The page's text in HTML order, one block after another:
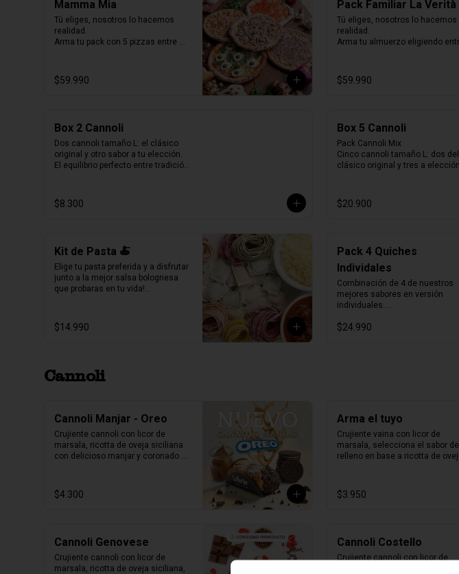
Mamma Mia
Tú eliges, nosotros lo hacemos
realidad.
Arma tu pack con 5 pizzas entre
compartir.
Selladas al vacío, listas para horno
$59.990
Pack Familiar La Verità
Tú eliges, nosotros lo hacemos
realidad.
Arma tu almuerzo eligiendo
mas vendidas y un tiramisú
familiar para cerrar.
$59.990
Box 2 Cannoli
Dos cannoli tamaño L: el clásico
original y otro sabor a tu elección.
El equilibrio perfecto entre tradición
$8.300
Box 5 Cannoli
Pack Cannoli Mix
Cinco cannoli tamaño L: dos del
clásico original y tres a
combinando lo tradicional con
nuevos sabores.
$20.900
Kit de Pasta 🍝
Elige tu pasta preferida y a disfrutar
junto a la mejor salsa bolognesa
que probaras en tu vida!
400grs de bolognesa con
abundante carne mechada de
$14.990
Pack 4 Quiches
Individales
Combinación de 4 de nuestros
mejores sabores en versión
individuales.
Producto Congelado ❄️
$24.990
Cannoli
Cannoli Manjar - Oreo
Crujiente cannoli con licor de
marsala, ricotta de oveja siciliana
con delicioso manjar y coronado
$4.300
Arma el tuyo
Crujiente vaina con licor de
marsala, selecciona el sabor
relleno en base a ricotta de
1 unidad tamaño L
$3.950
Cannoli Genovese
Crujiente cannoli con licor de
marsala, ricotta de oveja siciliana,
Cannoli Costello
Crujiente cannoli con licor de